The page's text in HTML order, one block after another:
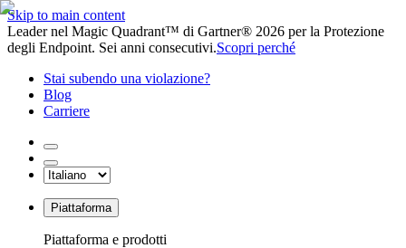
Skip to main content
Leader nel Magic Quadrant™ di Gartner® 2026 per la Protezione
degli Endpoint. Sei anni consecutivi.Scopri perché
Stai subendo una violazione?
Blog
Carriere
Piattaforma
Piattaforma e prodotti